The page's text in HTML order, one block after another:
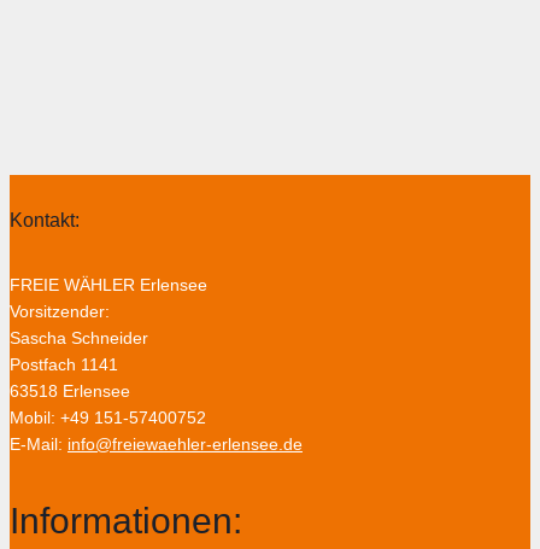
Kontakt:
FREIE WÄHLER Erlensee
Vorsitzender:
Sascha Schneider
Postfach 1141
63518 Erlensee
Mobil: +49 151-57400752
E-Mail: info@freiewaehler-erlensee.de
Informationen: